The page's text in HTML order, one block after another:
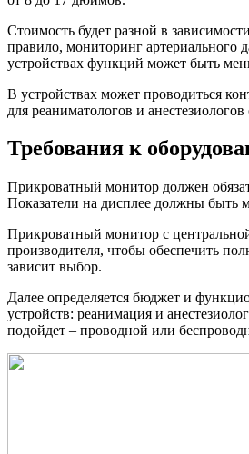
Стоимость будет разной в
правило, мониторинг артериального
устройствах функций может быть
В устройствах может проводиться
для реаниматологов и
Требования к
Прикроватный монитор должен
Показатели на дисплее должны быть
Прикроватный монитор с
производителя, чтобы обеспечить
зависит выбор.
Далее определяется бюджет и
устройств: реанимация и
подойдет – проводной или